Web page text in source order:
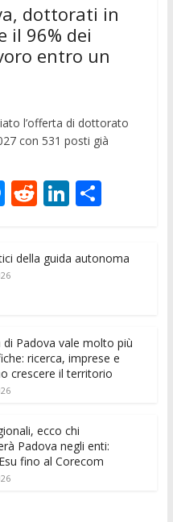
dottorati in
il 96% dei
entro un
l’offerta di dottorato
con 531 posti già
M
ss
e
er
R
di
Li
e
C
di
della guida autonoma
di Padova vale molto più
ricerca, imprese e
crescere il territorio
ecco chi
Padova negli enti:
fino al Corecom